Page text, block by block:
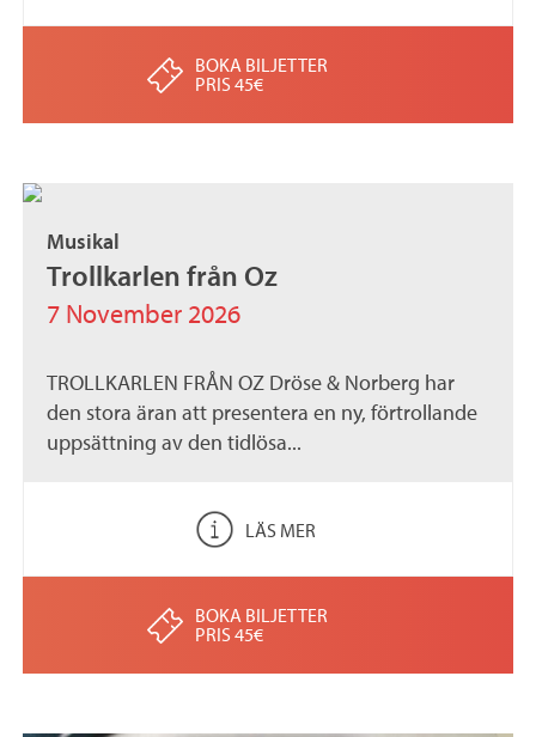
BOKA BILJETTER
PRIS 45€
Musikal
Trollkarlen från Oz
7 November 2026
TROLLKARLEN FRÅN OZ Dröse & Norberg har
den stora äran att presentera en ny, förtrollande
uppsättning av den tidlösa...
LÄS MER
BOKA BILJETTER
PRIS 45€